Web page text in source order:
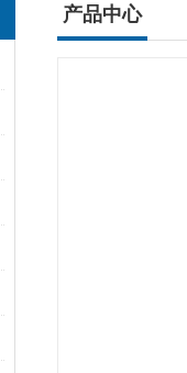
产品中心